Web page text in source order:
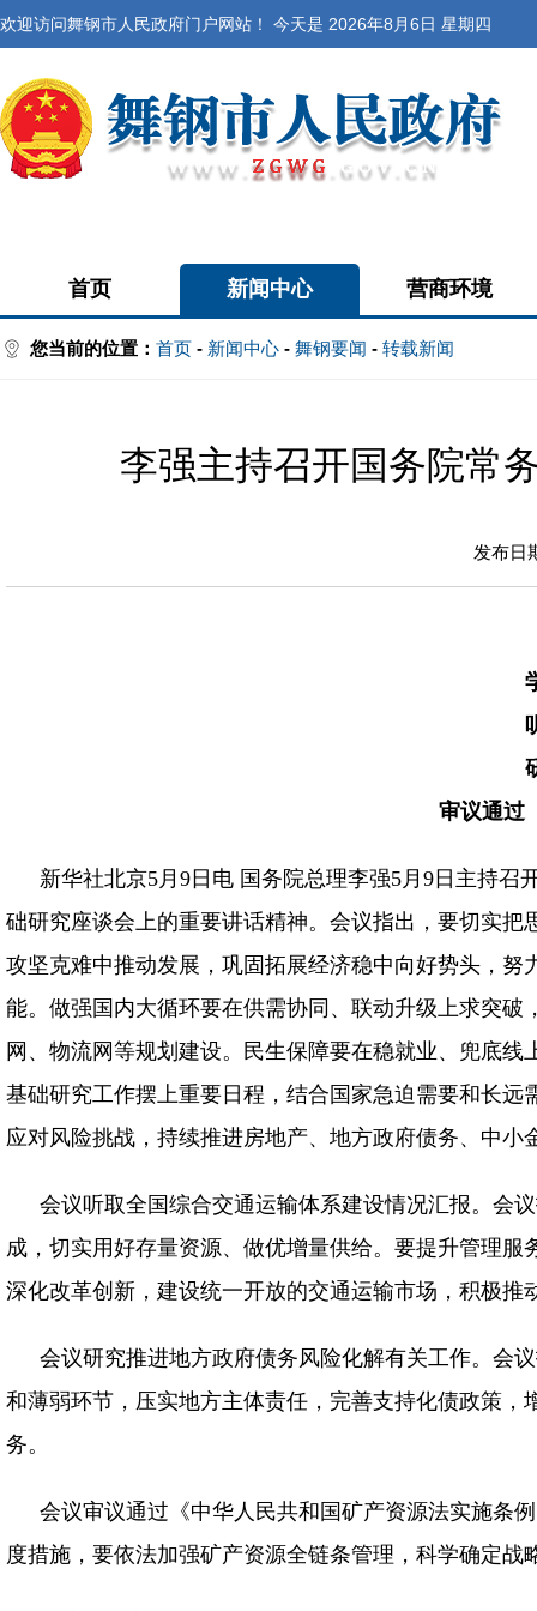
欢迎访问舞钢市人民政府门户网站！ 今天是 2026年8月6日 星期四
首页 新闻中心 营商环境
您当前的位置： 首页 - 新闻中心 - 舞钢要闻 - 转载新闻
李强主持召开国务院常
发布日
审议通过
新华社北京5月9日电 国务院总理李强5月9日主持
础研究座谈会上的重要讲话精神。会议指出，要切实
攻坚克难中推动发展，巩固拓展经济稳中向好势头，
能。做强国内大循环要在供需协同、联动升级上求突
网、物流网等规划建设。民生保障要在稳就业、兜底
基础研究工作摆上重要日程，结合国家急迫需要和长
应对风险挑战，持续推进房地产、地方政府债务、中
会议听取全国综合交通运输体系建设情况汇报。会
成，切实用好存量资源、做优增量供给。要提升管理
深化改革创新，建设统一开放的交通运输市场，积极
会议研究推进地方政府债务风险化解有关工作。会
和薄弱环节，压实地方主体责任，完善支持化债政策
务。
会议审议通过《中华人民共和国矿产资源法实施条
度措施，要依法加强矿产资源全链条管理，科学确定